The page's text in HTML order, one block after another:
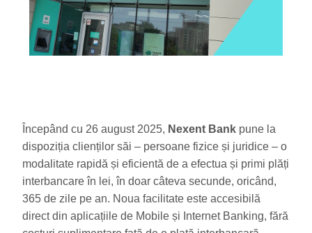
Începând cu 26 august 2025, Nexent Bank pune la
dispoziția clienților săi – persoane fizice și juridice – o
modalitate rapidă și eficientă de a efectua și primi plăți
interbancare în lei, în doar câteva secunde, oricând,
365 de zile pe an. Noua facilitate este accesibilă
direct din aplicațiile de Mobile și Internet Banking, fără